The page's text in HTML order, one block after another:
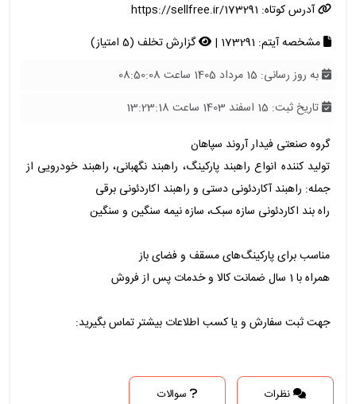
آدرس کوتاه: https://sellfree.ir/173291
مشخصه آیتم: 173291 |
گزارش تخلف (5 امتیاز)
به روز رسانی: 15 مرداد 1405 ساعت 08:50:08
تاریخ ثبت: 15 اسفند 1403 ساعت 13:23:18
گروه صنعتی فیدار آروند سپاهان
تولید کننده انواع راهبند پارکینگ، راهبند نگهبانی، راهبند خودرویی از
جمله: راهبند آکاردئونی دستی و راهبند اکاردئونی برقی
راه بند اکاردئونی سازه سبک، سازه نیمه سنگین و سنگین
مناسب برای پارکینگ‌های مسقف و فضای باز
همراه با 1 سال ضمانت کالا و خدمات پس از فروش
جهت ثبت سفارش و یا کسب اطلاعات بیشتر تماس بگیرید:
نظرات سوالات